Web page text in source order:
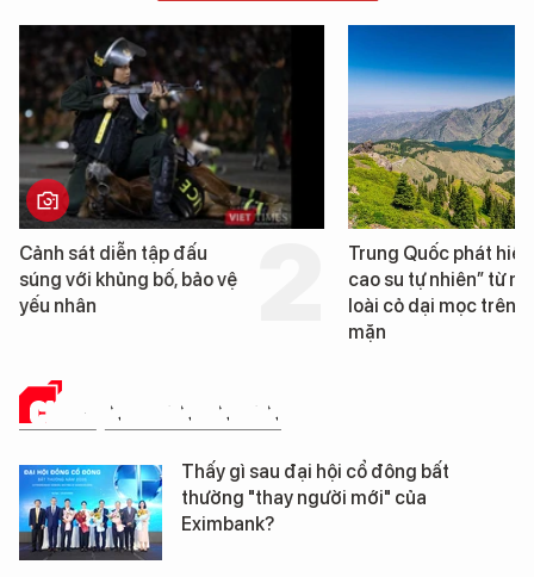
Trung Quốc phát hiện “mỏ
cao su tự nhiên” từ một
loài cỏ dại mọc trên đất
Loạt dự án bất
Đà Nẵng sắp
CHUYỆN DOANH NHÂN
Thấy gì sau đại hội cổ đông bất
thường "thay người mới" của
Eximbank?